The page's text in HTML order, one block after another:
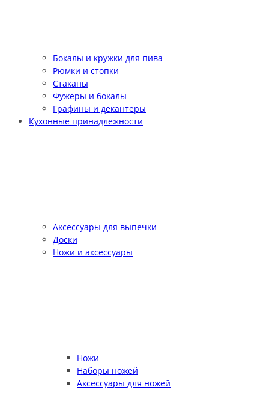
Бокалы и кружки для пива
Рюмки и стопки
Стаканы
Фужеры и бокалы
Графины и декантеры
Кухонные принадлежности
Аксессуары для выпечки
Доски
Ножи и аксессуары
Ножи
Наборы ножей
Аксессуары для ножей